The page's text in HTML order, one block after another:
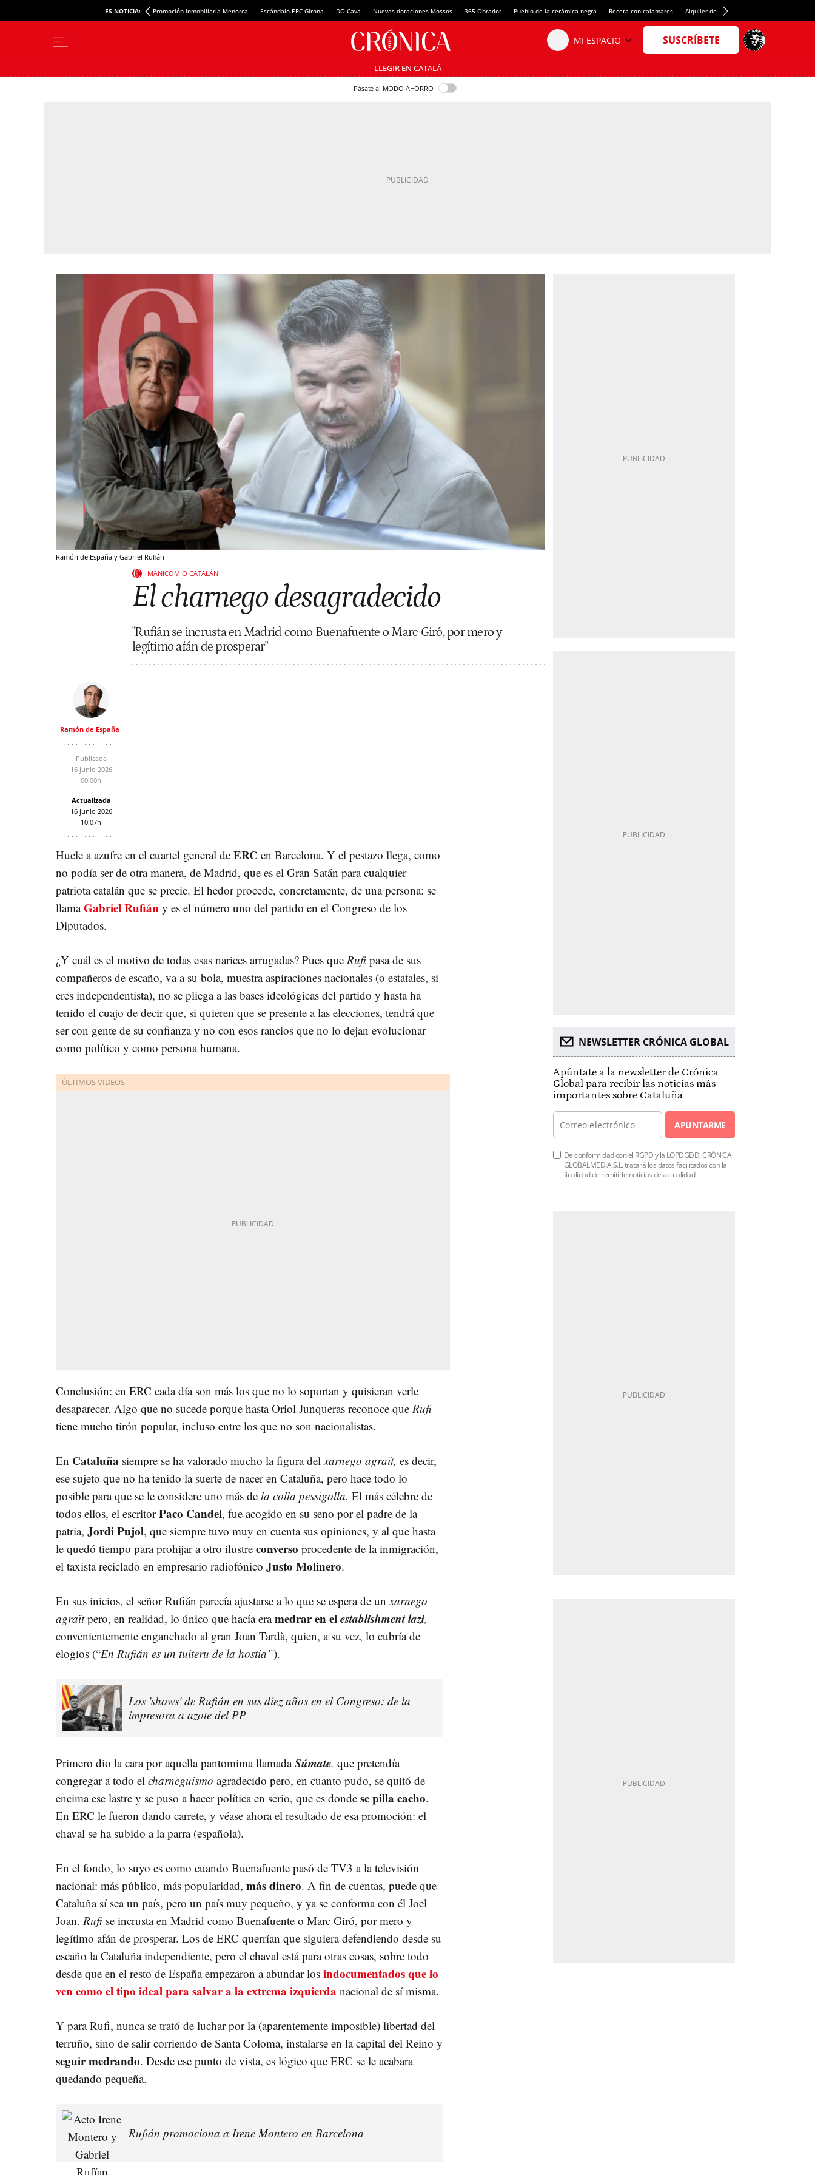
ES NOTICIA: Promoción inmobiliaria Menorca Escándalo ERC Girona DO Cava Nuevas dotaciones Mossos 365 Obrador Pueblo de la cerámica negra Receta con calamares Alquiler de habitaciones en España
LLEGIR EN CATALÀ
Pásate al MODO AHORRO
Ramón de España y Gabriel Rufián
MANICOMIO CATALÁN
El charnego desagradecido
"Rufián se incrusta en Madrid como Buenafuente o Marc Giró, por mero y
legítimo afán de prosperar"
Ramón de España
Publicada
16 junio 2026
00:00h
Actualizada
16 junio 2026
10:07h
Huele a azufre en el cuartel general de ERC en Barcelona. Y el pestazo llega, como
no podía ser de otra manera, de Madrid, que es el Gran Satán para cualquier
patriota catalán que se precie. El hedor procede, concretamente, de una persona: se
llamaGabriel Rufián y es el número uno del partido en el Congreso de los
Diputados.
¿Y cuál es el motivo de todas esas narices arrugadas? Pues que Rufi pasa de sus
compañeros de escaño, va a su bola, muestra aspiraciones nacionales (o estatales, si
eres independentista), no se pliega a las bases ideológicas del partido y hasta ha
tenido el cuajo de decir que, si quieren que se presente a las elecciones, tendrá que
ser con gente de su confianza y no con esos rancios que no lo dejan evolucionar
como político y como persona humana.
Conclusión: en ERC cada día son más los que no lo soportan y quisieran verle
desaparecer. Algo que no sucede porque hasta Oriol Junqueras reconoce que Rufi
tiene mucho tirón popular, incluso entre los que no son nacionalistas.
En Cataluña siempre se ha valorado mucho la figura delxarnego agraït, es decir,
ese sujeto que no ha tenido la suerte de nacer en Cataluña, pero hace todo lo
posible para que se le considere uno más de la colla pessigolla. El más célebre de
todos ellos, el escritorPaco Candel, fue acogido en su seno por el padre de la
patria, Jordi Pujol, que siempre tuvo muy en cuenta sus opiniones, y al que hasta
le quedó tiempo para prohijar a otro ilustre converso procedente de la inmigración,
el taxista reciclado en empresario radiofónico Justo Molinero.
En sus inicios, el señor Rufián parecía ajustarse a lo que se espera de unxarnego
agraïtpero, en realidad, lo único que hacía eramedrar en elestablishment lazi,
convenientemente enganchado al gran Joan Tardà, quien, a su vez, lo cubría de
elogios (“En Rufián es un tuiteru de la hostia”).
Los 'shows' de Rufián en sus diez años en el Congreso: de la
impresora a azote del PP
Primero dio la cara por aquella pantomima llamadaSúmate, que pretendía
congregar a todo el charneguismo agradecido pero, en cuanto pudo, se quitó de
encima ese lastre y se puso a hacer política en serio, que es donde se pilla cacho.
En ERC le fueron dando carrete, y véase ahora el resultado de esa promoción: el
chaval se ha subido a la parra (española).
En el fondo, lo suyo es como cuando Buenafuente pasó de TV3 a la televisión
nacional: más público, más popularidad, más dinero. A fin de cuentas, puede que
Cataluña sí sea un país, pero un país muy pequeño, y ya se conforma con él Joel
Joan. Rufi se incrusta en Madrid como Buenafuente o Marc Giró, por mero y
legítimo afán de prosperar. Los de ERC querrían que siguiera defendiendo desde su
escaño la Cataluña independiente, pero el chaval está para otras cosas, sobre todo
desde que en el resto de España empezaron a abundar los indocumentados que lo
ven como el tipo ideal para salvar a la extrema izquierda nacional de sí misma.
Y para Rufi, nunca se trató de luchar por la (aparentemente imposible) libertad del
terruño, sino de salir corriendo de Santa Coloma, instalarse en la capital del Reino y
seguir medrando. Desde ese punto de vista, es lógico que ERC se le acabara
quedando pequeña.
Rufián promociona a Irene Montero en Barcelona
NEWSLETTER CRÓNICA GLOBAL
Apúntate a la newsletter de Crónica
Global para recibir las noticias más
importantes sobre Cataluña
APUNTARME
De conformidad con el RGPD y la LOPDGDD, CRÓNICA
GLOBALMEDIA S.L. tratará los datos facilitados con la
finalidad de remitirle noticias de actualidad.